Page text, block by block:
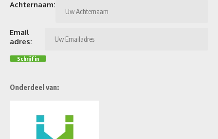
Achternaam:
Email
adres:
Onderdeel van: